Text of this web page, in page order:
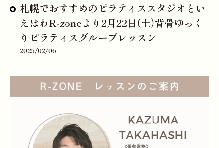
札幌でおすすめのピラティススタジオとい
えはわR-zoneより2月22日(土)背骨ゆっく
りピラティスグループレッスン
2025/02/06